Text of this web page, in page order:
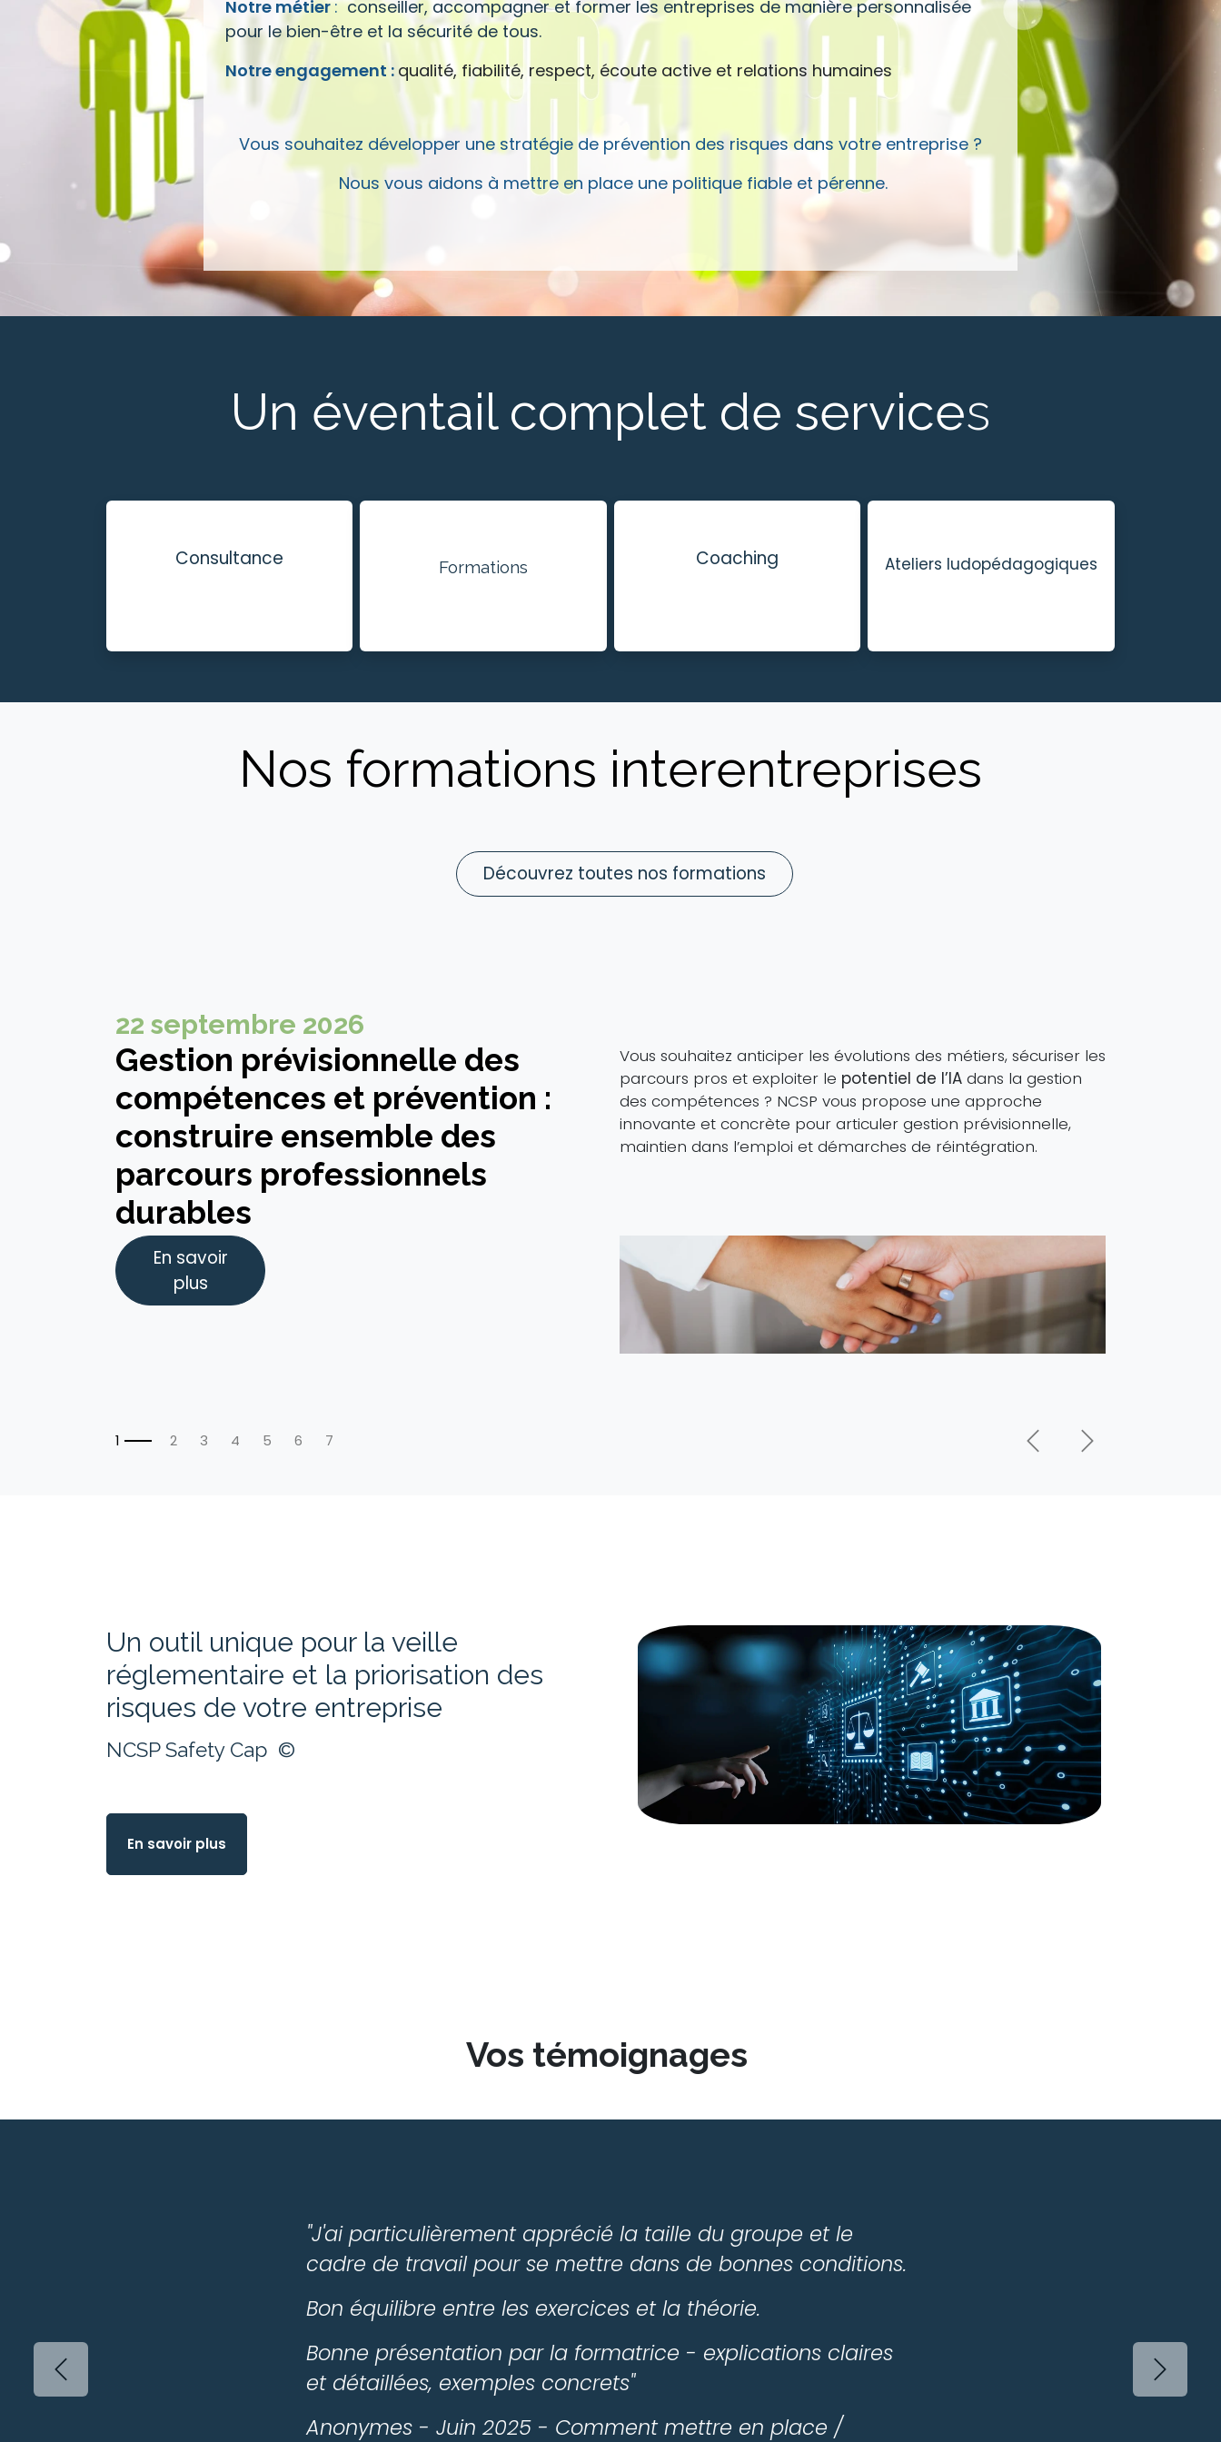
Notre métier:conseiller, accompagner et former les entreprises de manière personnalisée
pour le bien-être et la sécurité de tous.
Notre engagement : qualité, fiabilité, respect, écoute active et relations humaines
Vous souhaitez développer une stratégie de prévention des risques dans votre entreprise ?
Nous vous aidons à mettre en place une politique fiable et pérenne.
Un éventail complet de services
Consultance Formations Coaching Ateliers ludopédagogiques
Nos formations interentreprises
Découvrez toutes nos formations
22 septembre 2026
Gestion prévisionnelle des
compétences et prévention :
construire ensemble des
parcours professionnels
durables
Vous souhaitez anticiper les évolutions des métiers, sécuriser les
parcours pros et exploiter le potentiel de l’IA dans la gestion
des compétences ? NCSP vous propose une approche
innovante et concrète pour articuler gestion prévisionnelle,
maintien dans l’emploi et démarches de réintégration.
En savoir
plus
PrécédentSuivant
Un outil unique pour la veille
réglementaire et la priorisation des
risques de votre entreprise
NCSP Safety Cap ©
En savoir plus
Vos témoignages
"J'ai particulièrement apprécié la taille du groupe et le
cadre de travail pour se mettre dans de bonnes conditions.
Bon équilibre entre les exercices et la théorie.
Bonne présentation par la formatrice - explications claires
et détaillées, exemples concrets"
Anonymes - Juin 2025 - Comment mettre en place /
Précédent Suivant